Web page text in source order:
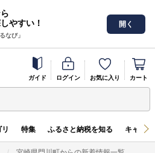
やすい！
なび」
開く
ガイド ログイン お気に入り カート
特集 ふるさと納税を知る キャン